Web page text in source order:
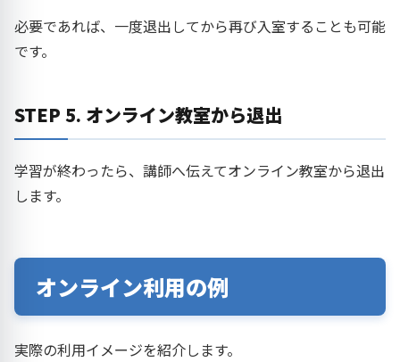
必要であれば、一度退出してから再び入室することも可能
です。
STEP 5. オンライン教室から退出
学習が終わったら、講師へ伝えてオンライン教室から退出
します。
オンライン利用の例
実際の利用イメージを紹介します。